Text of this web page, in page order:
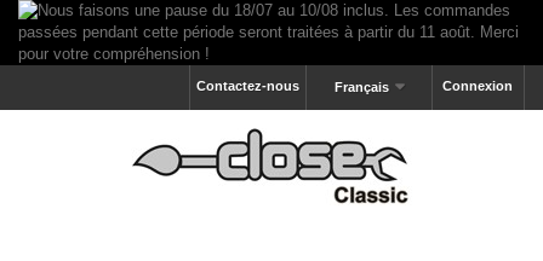
Connexion
Français
Contactez-nous